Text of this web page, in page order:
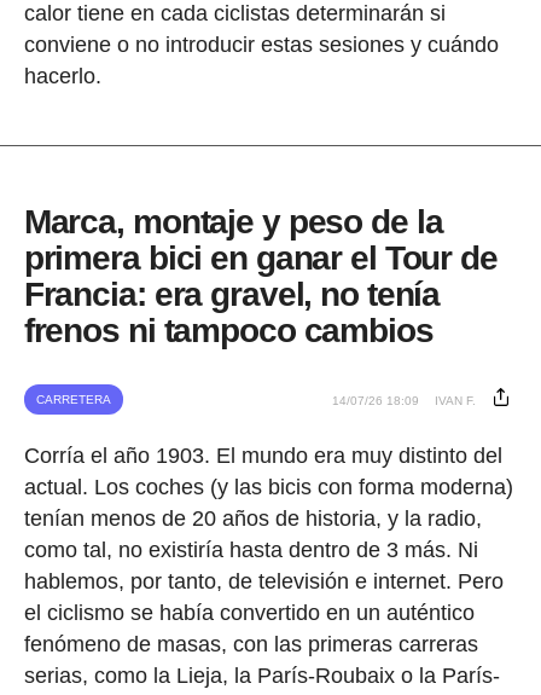
calor tiene en cada ciclistas determinarán si
conviene o no introducir estas sesiones y cuándo
hacerlo.
Marca, montaje y peso de la
primera bici en ganar el Tour de
Francia: era gravel, no tenía
frenos ni tampoco cambios
CARRETERA 14/07/26 18:09 IVAN F.
Corría el año 1903. El mundo era muy distinto del
actual. Los coches (y las bicis con forma moderna)
tenían menos de 20 años de historia, y la radio,
como tal, no existiría hasta dentro de 3 más. Ni
hablemos, por tanto, de televisión e internet. Pero
el ciclismo se había convertido en un auténtico
fenómeno de masas, con las primeras carreras
serias, como la Lieja, la París-Roubaix o la París-